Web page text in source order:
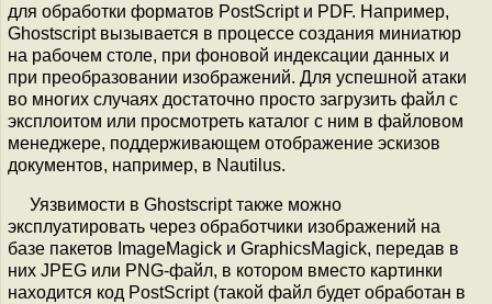
для обработки форматов PostScript и PDF. Например,
Ghostscript вызывается в процессе создания миниатюр
на рабочем столе, при фоновой индексации данных и
при преобразовании изображений. Для успешной атаки
во многих случаях достаточно просто загрузить файл с
эксплоитом или просмотреть каталог с ним в файловом
менеджере, поддерживающем отображение эскизов
документов, например, в Nautilus.
Уязвимости в Ghostscript также можно
эксплуатировать через обработчики изображений на
базе пакетов ImageMagick и GraphicsMagick, передав в
них JPEG или PNG-файл, в котором вместо картинки
находится код PostScript (такой файл будет обработан в